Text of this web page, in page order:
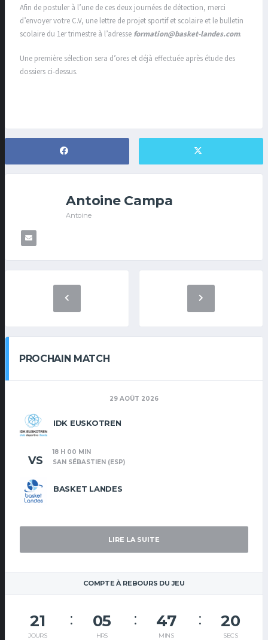
Afin de postuler à l’une de ces deux journées de détection, merci
d’envoyer votre C.V, une lettre de projet sportif et scolaire et le bulletin
scolaire du 1er trimestre à l’adresse formation@basket-landes.com.
Une première sélection sera d’ores et déjà effectuée après étude des
dossiers ci-dessus.
Antoine Campa
Antoine
PROCHAIN MATCH
29 AOÛT 2026
IDK EUSKOTREN
BASKET LANDES
VS
18 H 00 MIN
SAN SÉBASTIEN (ESP)
LIRE LA SUITE
COMPTE À REBOURS DU JEU
21
JOURS
05
HRS
47
MINS
19
SECS